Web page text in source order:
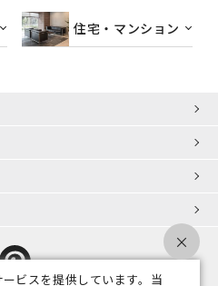
住宅・マンション
ビスを提供しています。当
×